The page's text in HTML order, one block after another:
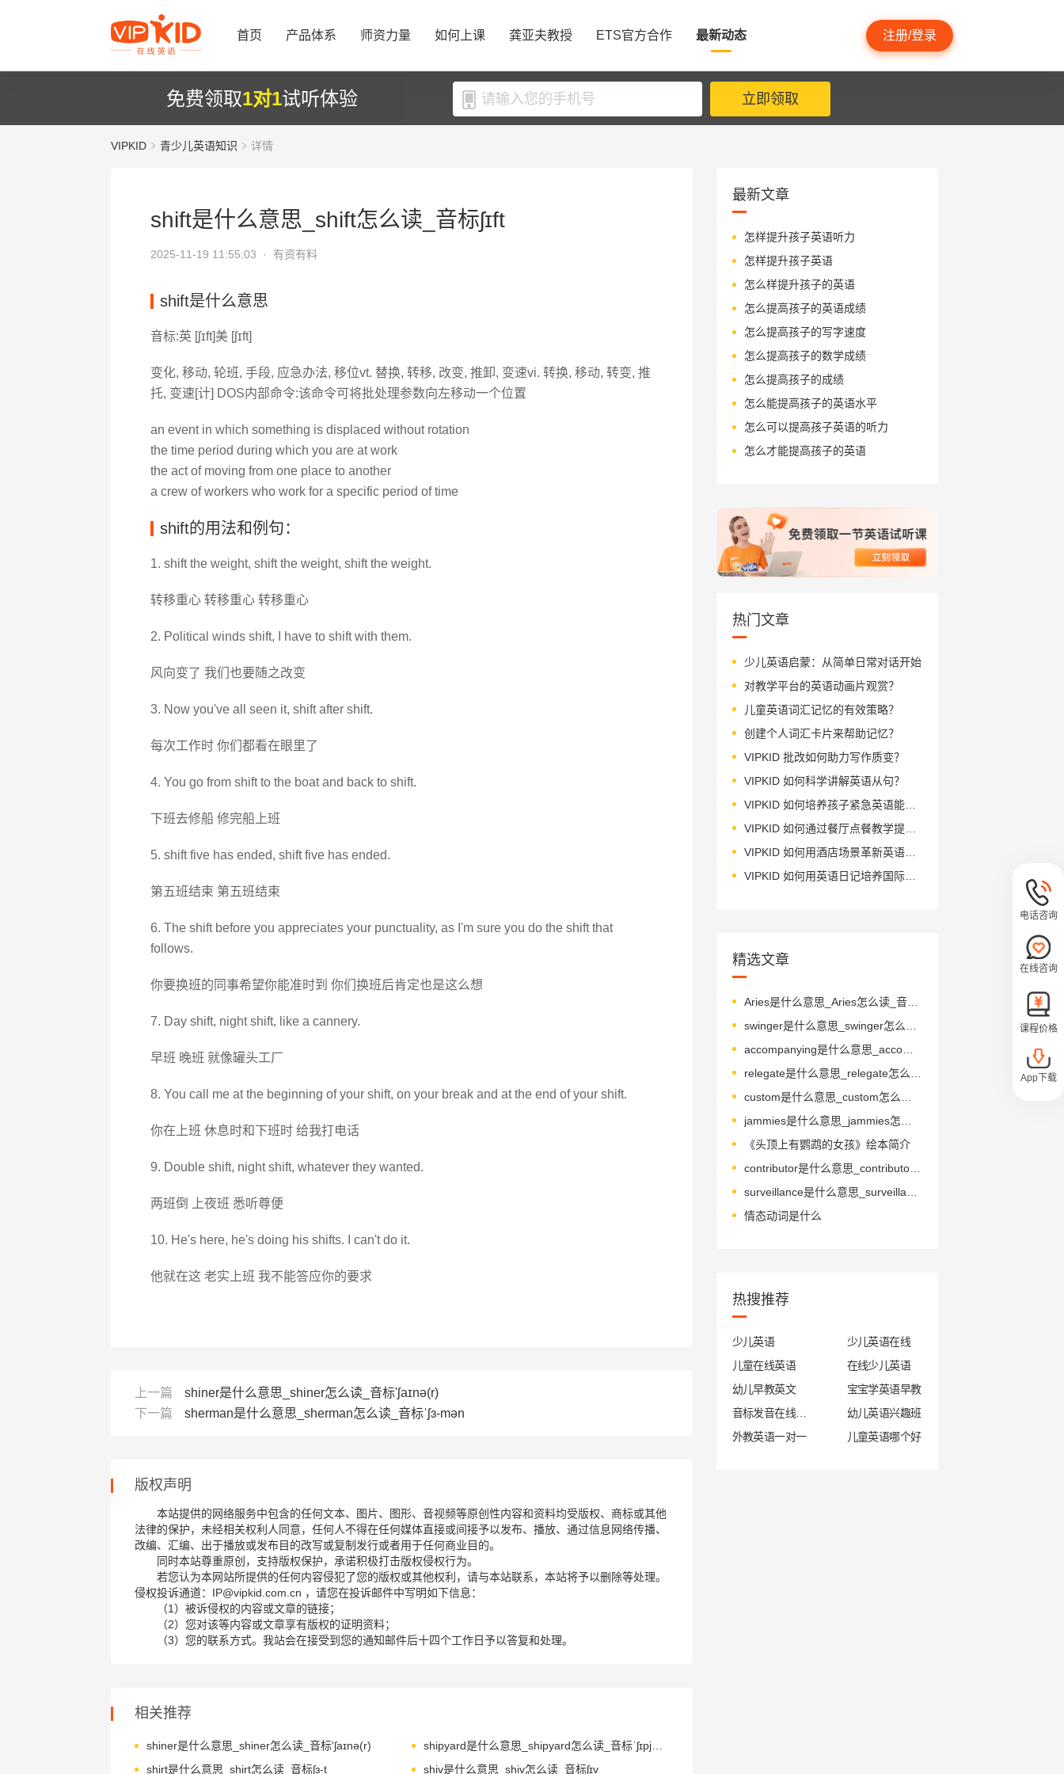
首页 产品体系 师资力量 如何上课 龚亚夫教授 ETS官方合作 最新动态 注册/登录
免费领取1对1试听体验 立即领取
VIPKID 青少儿英语知识 详情
shift是什么意思_shift怎么读_音标ʃɪft
2025-11-19 11:55:03 · 有资有料
shift是什么意思
音标:英 [ʃɪft]美 [ʃɪft]
变化, 移动, 轮班, 手段, 应急办法, 移位vt. 替换, 转移, 改变, 推卸, 变速vi. 转换, 移动, 转变, 推
托, 变速[计] DOS内部命令:该命令可将批处理参数向左移动一个位置
an event in which something is displaced without rotation
the time period during which you are at work
the act of moving from one place to another
a crew of workers who work for a specific period of time
shift的用法和例句：
1. shift the weight, shift the weight, shift the weight.
转移重心 转移重心 转移重心
2. Political winds shift, I have to shift with them.
风向变了 我们也要随之改变
3. Now you've all seen it, shift after shift.
每次工作时 你们都看在眼里了
4. You go from shift to the boat and back to shift.
下班去修船 修完船上班
5. shift five has ended, shift five has ended.
第五班结束 第五班结束
6. The shift before you appreciates your punctuality, as I'm sure you do the shift that
follows.
你要换班的同事希望你能准时到 你们换班后肯定也是这么想
7. Day shift, night shift, like a cannery.
早班 晚班 就像罐头工厂
8. You call me at the beginning of your shift, on your break and at the end of your shift.
你在上班 休息时和下班时 给我打电话
9. Double shift, night shift, whatever they wanted.
两班倒 上夜班 悉听尊便
10. He's here, he's doing his shifts. I can't do it.
他就在这 老实上班 我不能答应你的要求
上一篇
shiner是什么意思_shiner怎么读_音标'ʃaɪnə(r)
下一篇
sherman是什么意思_sherman怎么读_音标ˈʃɜ-mən
版权声明
本站提供的网络服务中包含的任何文本、图片、图形、音视频等原创性内容和资料均受版权、商标或其他
法律的保护，未经相关权利人同意，任何人不得在任何媒体直接或间接予以发布、播放、通过信息网络传播、
改编、汇编、出于播放或发布目的改写或复制发行或者用于任何商业目的。
同时本站尊重原创，支持版权保护，承诺积极打击版权侵权行为。
若您认为本网站所提供的任何内容侵犯了您的版权或其他权利，请与本站联系，本站将予以删除等处理。
侵权投诉通道：IP@vipkid.com.cn ，请您在投诉邮件中写明如下信息：
（1）被诉侵权的内容或文章的链接；
（2）您对该等内容或文章享有版权的证明资料；
（3）您的联系方式。我站会在接受到您的通知邮件后十四个工作日予以答复和处理。
相关推荐
shiner是什么意思_shiner怎么读_音标'ʃaɪnə(r)
shipyard是什么意思_shipyard怎么读_音标ˈʃɪpjɑ-d
shirt是什么意思_shirt怎么读_音标ʃɜ-t
shiv是什么意思_shiv怎么读_音标ʃɪv
最新文章
怎样提升孩子英语听力
怎样提升孩子英语
怎么样提升孩子的英语
怎么提高孩子的英语成绩
怎么提高孩子的写字速度
怎么提高孩子的数学成绩
怎么提高孩子的成绩
怎么能提高孩子的英语水平
怎么可以提高孩子英语的听力
怎么才能提高孩子的英语
热门文章
少儿英语启蒙：从简单日常对话开始
对教学平台的英语动画片观赏？
儿童英语词汇记忆的有效策略？
创建个人词汇卡片来帮助记忆？
VIPKID 批改如何助力写作质变？
VIPKID 如何科学讲解英语从句？
VIPKID 如何培养孩子紧急英语能力？
VIPKID 如何通过餐厅点餐教学提升少儿英语应用能力？
VIPKID 如何用酒店场景革新英语教学？
VIPKID 如何用英语日记培养国际化人才？
精选文章
Aries是什么意思_Aries怎么读_音标'eəri-z
accompanying是什么意思_accompanying怎么读_音标ə'kʌmpənɪɪŋ
《头顶上有鹦鹉的女孩》绘本简介
contributor是什么意思_contributor怎么读_音标kənˈtrɪbjətə(r)
情态动词是什么
热搜推荐
少儿英语
少儿英语在线
儿童在线英语
在线少儿英语
幼儿早教英文
宝宝学英语早教
幼儿英语兴趣班
外教英语一对一
儿童英语哪个好
电话咨询
在线咨询
课程价格
App下载